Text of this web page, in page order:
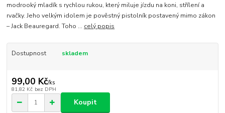
modrooký mladík s rychlou rukou, který miluje jízdu na koni, střílení a
rvačky. Jeho velkým idolem je pověstný pistolník postavený mimo zákon
– Jack Beauregard. Toho ... celý popis
Dostupnost skladem
99,00 Kč/ks
81,82 Kč bez DPH
Koupit